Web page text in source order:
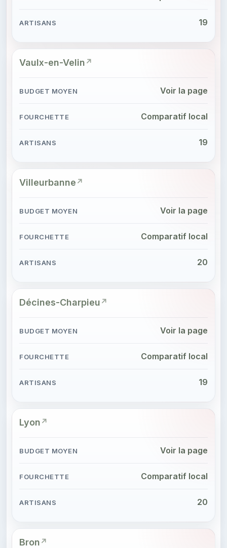
19
Vaulx-en-Velin
Voir la page
Comparatif local
19
Villeurbanne
Voir la page
Comparatif local
20
Décines-Charpieu
Voir la page
Comparatif local
19
Lyon
Voir la page
Comparatif local
20
Bron